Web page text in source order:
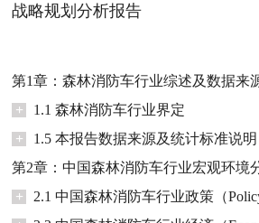
战略规划分析报告
第1章：森林消防车行业综述及数据来
+
1.1 森林消防车行业界定
+
1.5 本报告数据来源及统计标准说明
第2章：中国森林消防车行业宏观环境
+
2.1 中国森林消防车行业政策（